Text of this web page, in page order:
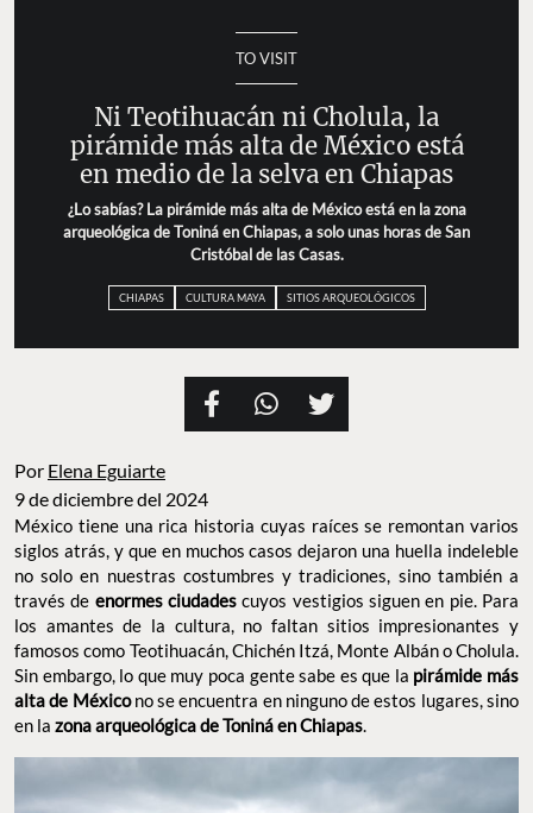
TO VISIT
Ni Teotihuacán ni Cholula, la
pirámide más alta de México está
en medio de la selva en Chiapas
¿Lo sabías? La pirámide más alta de México está en la zona
arqueológica de Toniná en Chiapas, a solo unas horas de San
Cristóbal de las Casas.
CHIAPAS CULTURA MAYA SITIOS ARQUEOLÓGICOS
Por Elena Eguiarte
9 de diciembre del 2024
México tiene una rica historia cuyas raíces se remontan varios
siglos atrás, y que en muchos casos dejaron una huella indeleble
no solo en nuestras costumbres y tradiciones, sino también a
través de enormes ciudades cuyos vestigios siguen en pie. Para
los amantes de la cultura, no faltan sitios impresionantes y
famosos como Teotihuacán, Chichén Itzá, Monte Albán o Cholula.
Sin embargo, lo que muy poca gente sabe es que la pirámide más
alta de Méxicono se encuentra en ninguno de estos lugares, sino
en la zona arqueológica de Toniná en Chiapas.